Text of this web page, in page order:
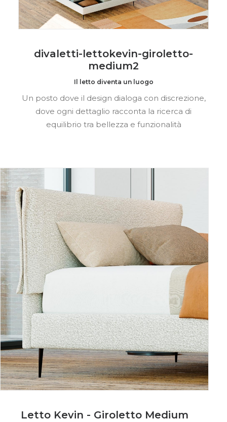
divaletti-lettokevin-giroletto-
medium2
Il letto diventa un luogo
Un posto dove il design dialoga con discrezione,
dove ogni dettaglio racconta la ricerca di
equilibrio tra bellezza e funzionalità
Letto Kevin - Giroletto Medium